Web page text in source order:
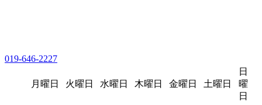
019-646-2227
月曜日 火曜日 水曜日 木曜日 金曜日 土曜日
日
曜
日